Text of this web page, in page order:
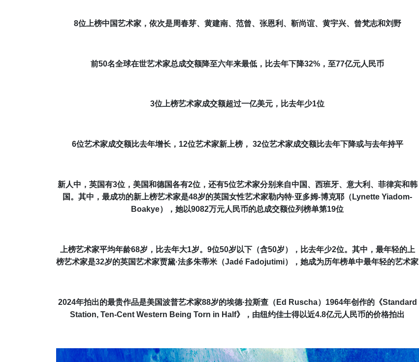
8位上榜中国艺术家，依次是周春芽、 黄建南、 范曾、 张恩利 、 靳尚谊、 黄宇兴、曾梵志和刘野
前50名全球在世艺术家总成交额降至六年来最低，比去年下降32%，至77亿元人民币
3位上榜艺术家成交额超过一亿美元，比去年少1位
6位艺术家成交额比去年增长， 12位艺术家新上榜， 32位艺术家成交额比去年下降或与去年持平
新人中，英国有3位，美国和德国各有2位，还有5位艺术家分别来自中国、 西班牙、 意大利 、 菲律宾和韩
国。其中，最成功的新上榜艺术家是48岁的英国女性艺术家勒内特·亚多姆-博克耶 （ Lynette Yiadom-
Boakye），她以9082万元人民币的总成交额位列榜单第19位
上榜艺术家平均年龄68岁 ，比去年大1岁。 9位50岁以下（含50岁），比去年少2位。其中，最年轻的上
榜艺术家是32岁的英国艺术家贾黛·法多朱蒂米 （Jadé Fadojutimi），她成为历年榜单中最年轻的艺术家
2024年拍出的最贵作品是美国波普艺术家88岁的埃德·拉斯查（ Ed Ruscha） 1964年创作的《Standard
Station, Ten-Cent Western Being Torn in Half》
，由纽约佳士得以近4.8亿元人民币的价格拍出